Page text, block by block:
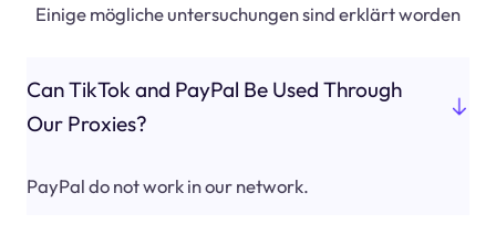
Einige mögliche untersuchungen sind erklärt worden
Can TikTok and PayPal Be Used Through
Our Proxies?
PayPal do not work in our network.